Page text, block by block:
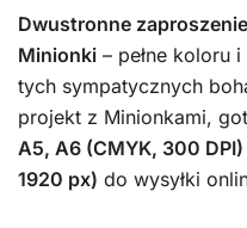
cena
wynosiła:
29,99 zł.
Dwustronne
Minionki – pełne koloru
tych sympatycznych
projekt z Minionkami,
A5, A6 (CMYK, 300 DPI)
1920 px) do wysyłki